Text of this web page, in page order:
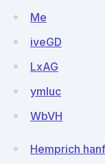
Me
iveGD
LxAG
ymluc
WbVH
Hemprich